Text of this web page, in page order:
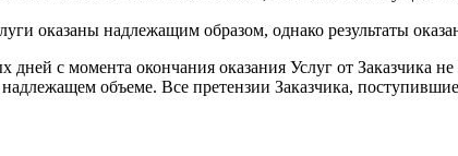
надлежащим образом, однако результаты
с момента окончания оказания Услуг от Заказчика не
объеме. Все претензии Заказчика,